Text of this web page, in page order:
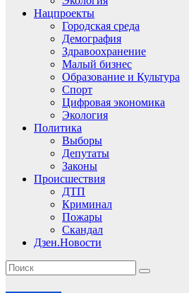
Нацпроекты
Городская среда
Демография
Здравоохранение
Малый бизнес
Образование и Культура
Спорт
Цифровая экономика
Экология
Политика
Выборы
Депутаты
Законы
Происшествия
ДТП
Криминал
Пожары
Скандал
Дзен.Новости